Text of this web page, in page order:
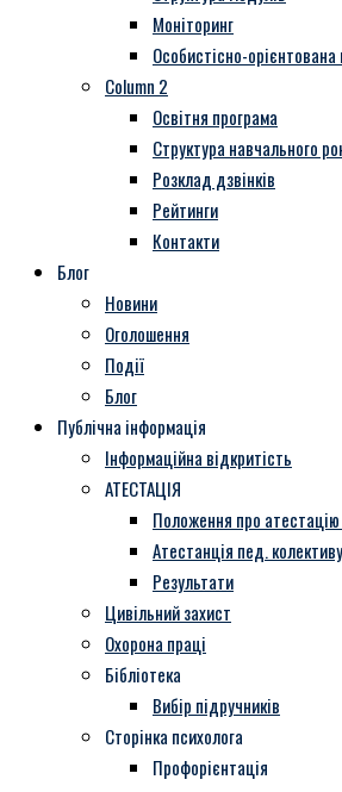
Моніторинг
Особистісно-
Column 2
Освітня програма
Структура навчального
Розклад дзвінків
Рейтинги
Контакти
Блог
Новини
Оголошення
Події
Блог
Публічна інформація
Інформаційна відкритість
АТЕСТАЦІЯ
Положення про атестацію
Атестанція пед. колективу
Результати
Цивільний захист
Охорона праці
Бібліотека
Вибір підручників
Сторінка психолога
Профорієнтація